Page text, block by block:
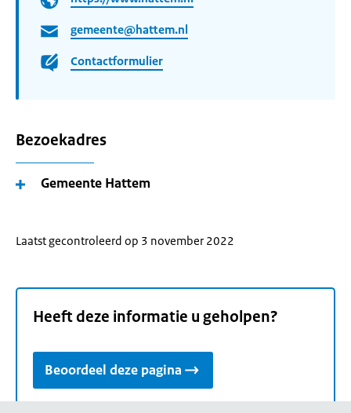
gemeente@hattem.nl
Contactformulier
Bezoekadres
Gemeente Hattem
Laatst gecontroleerd op 3 november 2022
Heeft deze informatie u geholpen?
Beoordeel deze pagina